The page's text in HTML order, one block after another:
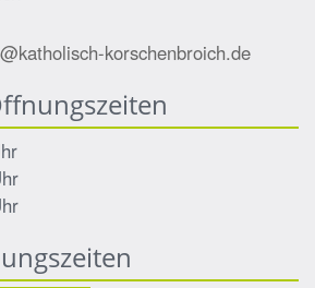
korschenbroich.de